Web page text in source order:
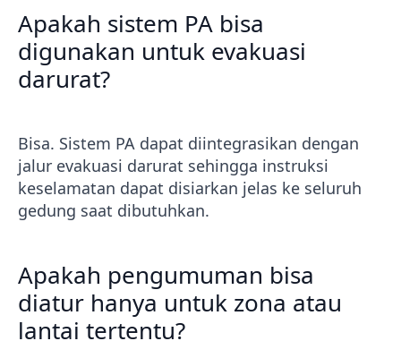
Apakah sistem PA bisa
digunakan untuk evakuasi
darurat?
Bisa. Sistem PA dapat diintegrasikan dengan
jalur evakuasi darurat sehingga instruksi
keselamatan dapat disiarkan jelas ke seluruh
gedung saat dibutuhkan.
Apakah pengumuman bisa
diatur hanya untuk zona atau
lantai tertentu?